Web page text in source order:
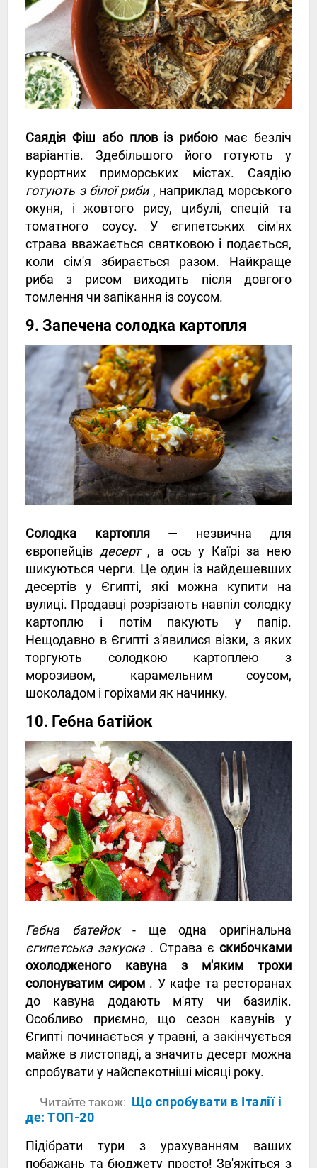
Саядія Фіш або плов із рибою має безліч
варіантів. Здебільшого його готують у
курортних приморських містах. Саядію
готують з білої риби, наприклад морського
окуня, і жовтого рису, цибулі, спецій та
томатного соусу. У єгипетських сім'ях
страва вважається святковою і подається,
коли сім'я збирається разом. Найкраще
риба з рисом виходить після довгого
томлення чи запікання із соусом.
9. Запечена солодка картопля
Солодка картопля— незвична для
європейців десерт, а ось у Каїрі за нею
шикуються черги. Це один із найдешевших
десертів у Єгипті, які можна купити на
вулиці. Продавці розрізають навпіл солодку
картоплю і потім пакують у папір.
Нещодавно в Єгипті з'явилися візки, з яких
торгують солодкою картоплею з
морозивом, карамельним соусом,
шоколадом і горіхами як начинку.
10. Гебна батійок
Гебна батейок- ще одна оригінальна
єгипетська закуска. Страва єскибочками
охолодженого кавуна з м'яким трохи
солонуватим сиром. У кафе та ресторанах
до кавуна додають м'яту чи базилік.
Особливо приємно, що сезон кавунів у
Єгипті починається у травні, а закінчується
майже в листопаді, а значить десерт можна
спробувати у найспекотніші місяці року.
Читайте також: Що спробувати в Італії і
де: ТОП-20
Підібрати тури з урахуванням ваших
побажань та бюджету просто! Зв'яжіться з